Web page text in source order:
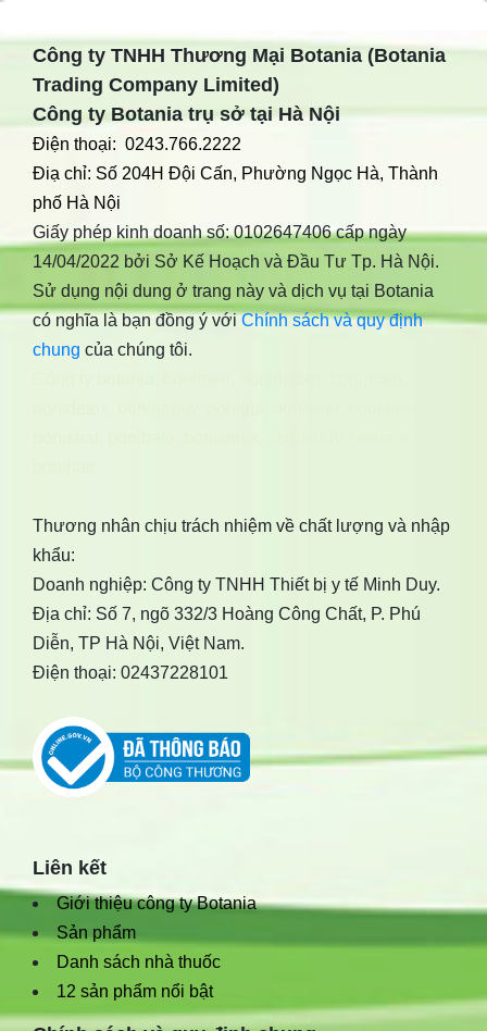
Công ty TNHH Thương Mại Botania (Botania
Trading Company Limited)
Công ty Botania trụ sở tại Hà Nội
Điện thoại: 0243.766.2222
Điạ chỉ: Số 204H Đội Cấn, Phường Ngọc Hà, Thành
phố Hà Nội
Giấy phép kinh doanh số: 0102647406 cấp ngày
14/04/2022 bởi Sở Kế Hoạch và Đầu Tư Tp. Hà Nội.
Sử dụng nội dung ở trang này và dịch vụ tại Botania
có nghĩa là bạn đồng ý vớiChính sách và quy định
chung của chúng tôi.
Thương nhân chịu trách nhiệm về chất lượng và nhập
khẩu:
Doanh nghiệp: Công ty TNHH Thiết bị y tế Minh Duy.
Địa chỉ: Số 7, ngõ 332/3 Hoàng Công Chất, P. Phú
Diễn, TP Hà Nội, Việt Nam.
Điện thoại: 02437228101
Liên kết
Giới thiệu công ty Botania
Sản phẩm
Danh sách nhà thuốc
12 sản phẩm nổi bật